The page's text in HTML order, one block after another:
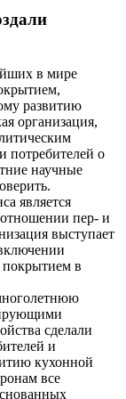
в мире
развитию
организация,
потребителей о
научные
является
отношении пер- и
выступает
в
сделали
и
кухонной
все